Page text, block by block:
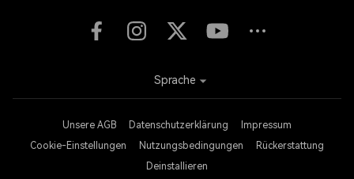
Unsere AGB Datenschutzerklärung
Impressum
Cookie-Einstellungen
Nutzungsbedingungen
Rückerstattung
Deinstallieren
Sprache